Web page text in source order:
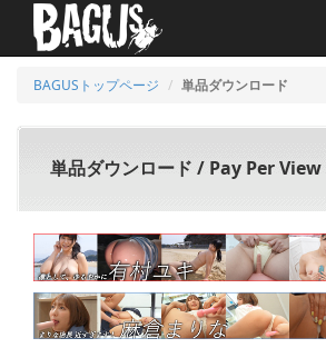
BAGUSトップページ 単品ダウンロード
単品ダウンロード / Pay Per View